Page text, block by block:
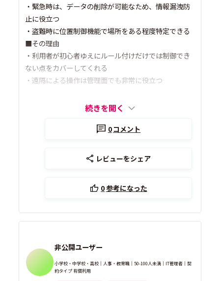
・緊急時は、データの削除が可能なため、情報漏洩防
止に役立つ
・盗難時に位置制御機能で場所をある程度特定できる
■その理由
・利用者が初心者ゆえにルール付けだけでは制御でき
ない点をカバーしてくれる
・遠隔による操作は管理面でも非常に役立つ
続きを開く
0コメント
レビューをシェア
0参考になった
非公開ユーザー
小学校・中学校・高校｜人事・教育職｜50-100人未満｜IT管理者｜契
約タイプ 有償利用